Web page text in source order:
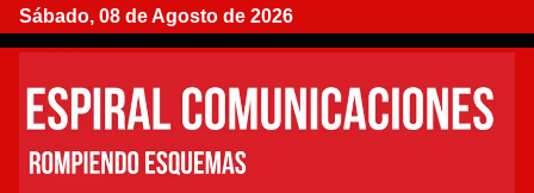
Sábado, 08 de Agosto de 2026